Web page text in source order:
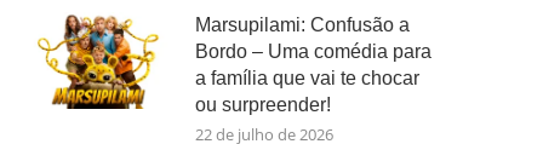
Marsupilami: Confusão a
Bordo – Uma comédia para
a família que vai te chocar
ou surpreender!
22 de julho de 2026